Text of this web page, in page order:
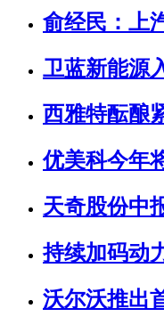
俞经民：上
卫蓝新能源
西雅特酝酿
优美科今年
天奇股份中
持续加码动
沃尔沃推出